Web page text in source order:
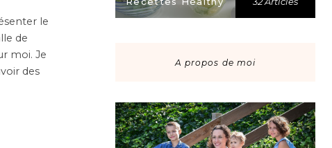
le
de
moi. Je
des
A propos de moi